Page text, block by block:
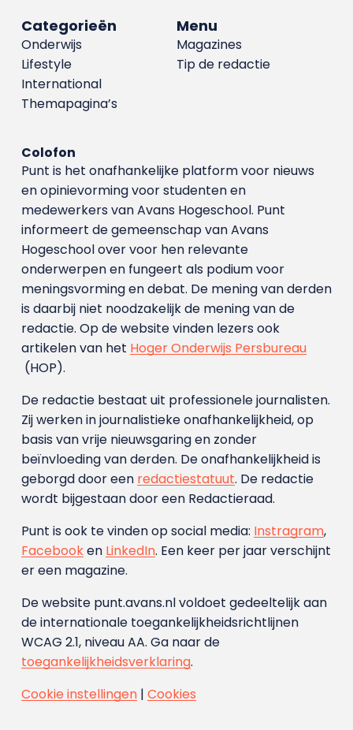
Menu
Magazines
Tip de redactie
Categorieën
Onderwijs
Lifestyle
International
Themapagina’s
Colofon
Punt is het onafhankelijke platform voor nieuws
en opinievorming voor studenten en
medewerkers van Avans Hoge­school. Punt
informeert de gemeenschap van Avans
Hogeschool over voor hen relevante
onderwerpen en fungeert als podium voor
meningsvorming en debat. De mening van derden
is daarbij niet noodzakelijk de mening van de
redactie. Op de website vinden lezers ook
artikelen van het Hoger Onderwijs Persbureau
(HOP).
De redactie bestaat uit professionele journalisten.
Zij werken in journalistieke onafhankelijkheid, op
basis van vrije nieuwsgaring en zonder
beïnvloeding van derden. De onafhankelijkheid is
geborgd door een redactiestatuut. De redactie
wordt bijgestaan door een Redactieraad.
Punt is ook te vinden op social media: Instragram,
Facebooken LinkedIn. Een keer per jaar verschijnt
er een magazine.
De website punt.avans.nl voldoet gedeeltelijk aan
de internationale toegankelijkheidsrichtlijnen
WCAG 2.1, niveau AA. Ga naar de
toegankelijkheidsverklaring.
Cookie instellingen| Cookies